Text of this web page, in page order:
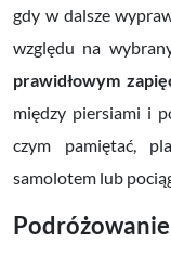
gdy w dalsze
względu na
prawidłowym
między piersiami i
czym pamiętać,
samolotem lub